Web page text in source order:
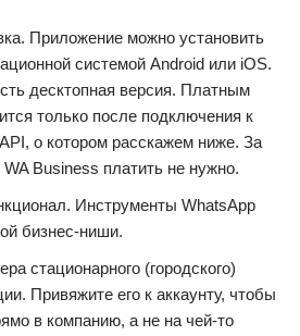
Приложение можно установить
системой Android или iOS.
десктопная версия. Платным
только после подключения к
о котором расскажем ниже. За
WA Business платить не нужно.
Инструменты WhatsApp
бизнес-ниши.
стационарного (городского)
Привяжите его к аккаунту, чтобы
в компанию, а не на чей-то